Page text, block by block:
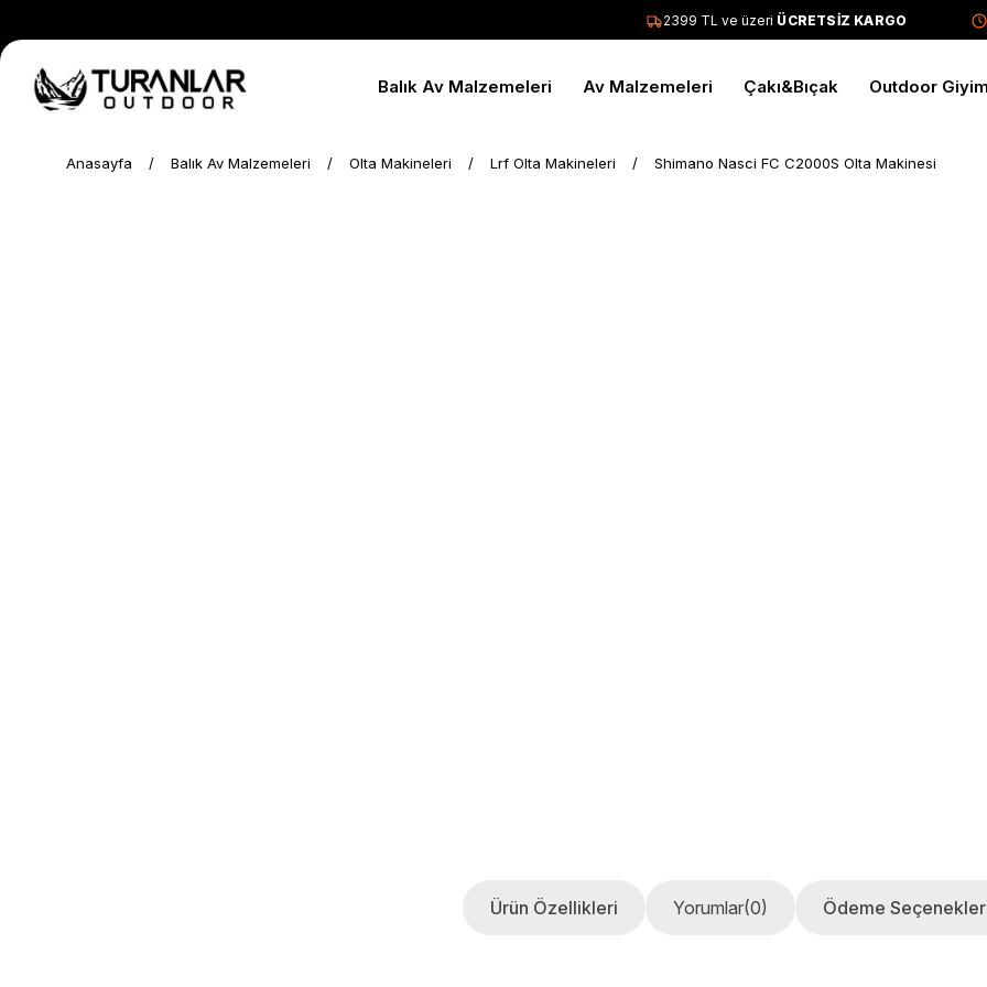
2399 TL ve üzeriÜCRETSİZ KARGO
Balık Av Malzemeleri Av Malzemeleri Çakı&Bıçak Outdoor
Anasayfa Balık Av Malzemeleri Olta Makineleri Lrf Olta Makineleri Shimano Nasci FC C2000S Olta Makinesi
Ürün Özellikleri Yorumlar(0) Ödeme